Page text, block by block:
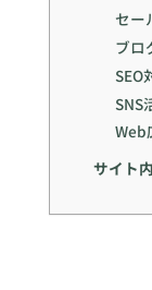
セー
ブロ
SEO
SNS
Web
サイト